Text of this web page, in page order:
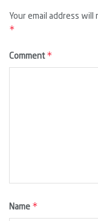
Your email address will
*
Comment *
Name *